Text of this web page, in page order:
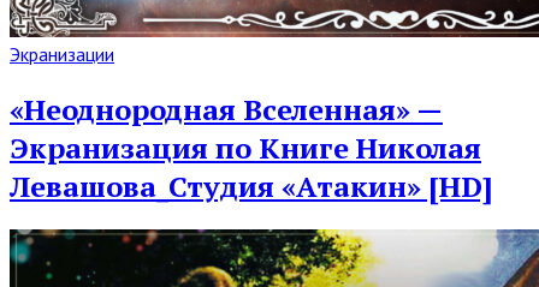
Read
Post
Экранизации
«Неоднородная Вселенная» —
Экранизация по Книге Николая
Левашова_Студия «Атакин» [HD]